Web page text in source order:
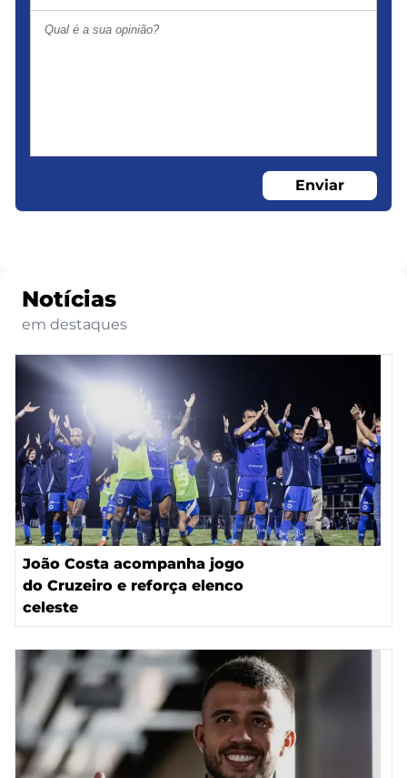
Enviar
Notícias
em destaques
João Costa acompanha jogo
do Cruzeiro e reforça elenco
celeste